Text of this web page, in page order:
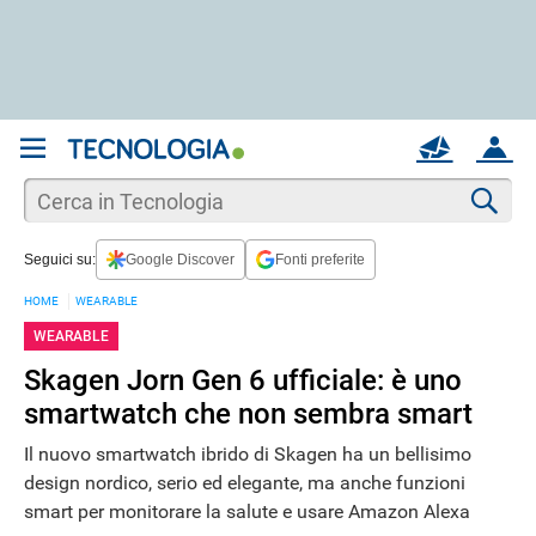
ACCOUNT
MAIL
Seguici su: Google Discover Fonti preferite
HOME WEARABLE
WEARABLE
Skagen Jorn Gen 6 ufficiale: è uno
smartwatch che non sembra smart
Il nuovo smartwatch ibrido di Skagen ha un bellisimo
design nordico, serio ed elegante, ma anche funzioni
smart per monitorare la salute e usare Amazon Alexa